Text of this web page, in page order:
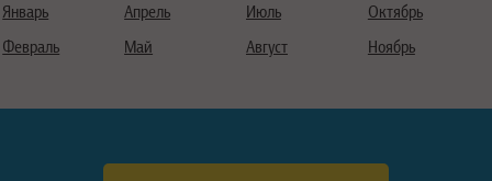
Январь
Февраль
Апрель
Май
Июль
Август
Октябрь
Ноябрь